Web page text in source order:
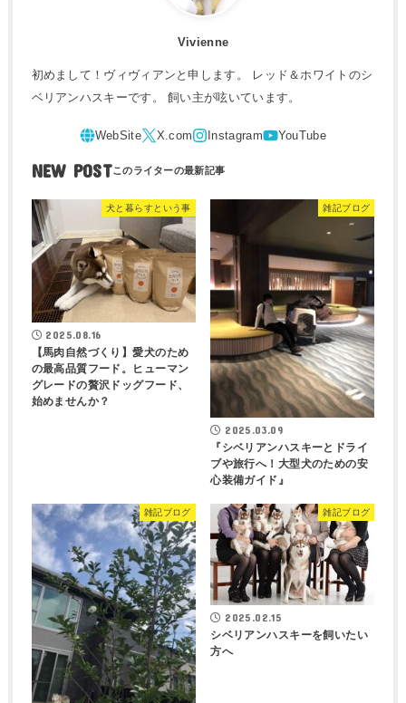
Vivienne
初めまして！ヴィヴィアンと申します。 レッド＆ホワイトのシ
ベリアンハスキーです。 飼い主が呟いています。
NEW POST
犬と暮らすという事
2025.08.16
【馬肉自然づくり】愛犬のため
の最高品質フード。ヒューマン
グレードの贅沢ドッグフード、
始めませんか？
雑記ブログ
2025.03.09
『シベリアンハスキーとドライ
ブや旅行へ！大型犬のための安
心装備ガイド』
雑記ブログ 雑記ブログ
2025.02.15
シベリアンハスキーを飼いたい
方へ